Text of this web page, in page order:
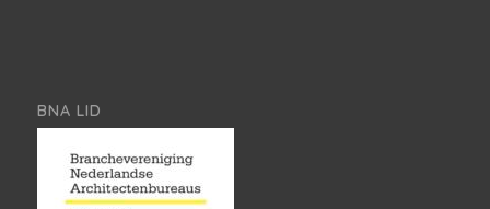
BNA LID